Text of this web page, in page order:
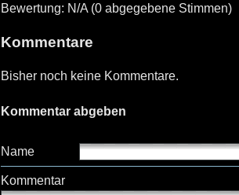
Bewertung: N/A (0 abgegebene Stimmen)
Kommentare
Bisher noch keine Kommentare.
Kommentar abgeben
Name
Kommentar